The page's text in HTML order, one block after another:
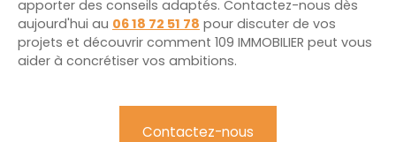
apporter des conseils adaptés. Contactez-nous dès
aujourd'hui au 06 18 72 51 78 pour discuter de vos
projets et découvrir comment 109 IMMOBILIER peut vous
aider à concrétiser vos ambitions.
Contactez-nous